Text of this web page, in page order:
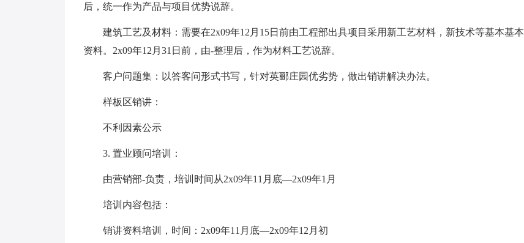
后，统一作为产品与项目优势说辞。
建筑工艺及材料：需要在2x09年12月15日前由工程部出具项目采用新工艺材料，新技术等基本基本
资料。2x09年12月31日前，由-整理后，作为材料工艺说辞。
客户问题集：以答客问形式书写，针对英郦庄园优劣势，做出销讲解决办法。
样板区销讲：
不利因素公示
3. 置业顾问培训：
由营销部-负责，培训时间从2x09年11月底—2x09年1月
培训内容包括：
销讲资料培训，时间：2x09年11月底—2x09年12月初